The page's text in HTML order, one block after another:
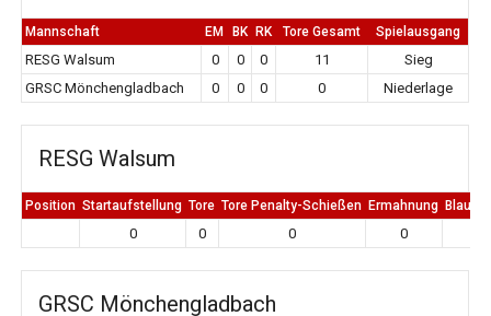
Mannschaft EM BK RK Tore Gesamt Spielausgang
RESG Walsum 0 0 0 11
Sieg
GRSC Mönchengladbach
0 0 0 0 Niederlage
RESG Walsum
Position Startaufstellung Tore Tore Penalty-Schießen Ermahnung Blaue
0 0 0 0
GRSC Mönchengladbach